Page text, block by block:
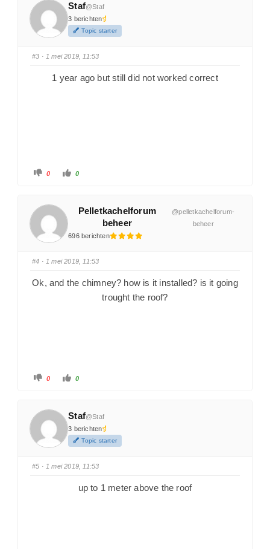
Staf@Staf
3 berichten
Topic starter
#3 · 1 mei 2019, 11:53
1 year ago but still did not worked correct
0 0
Pelletkachelforum
beheer
@pelletkachelforum-
beheer
696 berichten
#4 · 1 mei 2019, 11:53
Ok, and the chimney? how is it installed? is it going
trought the roof?
0 0
Staf@Staf
3 berichten
Topic starter
#5 · 1 mei 2019, 11:53
up to 1 meter above the roof